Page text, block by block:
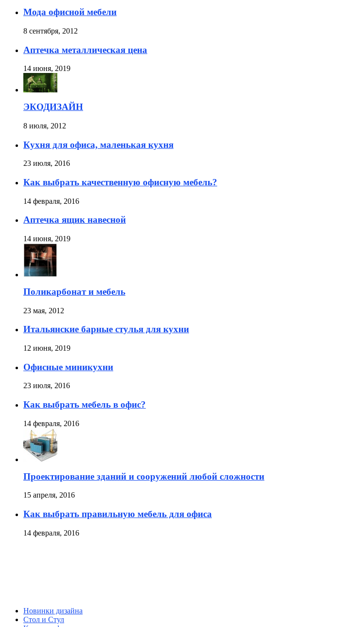
Мода офисной мебели
8 сентября, 2012
Аптечка металлическая цена
14 июня, 2019
ЭКОДИЗАЙН
8 июля, 2012
Кухня для офиса, маленькая кухня
23 июля, 2016
Как выбрать качественную офисную мебель?
14 февраля, 2016
Аптечка ящик навесной
14 июня, 2019
Поликарбонат и мебель
23 мая, 2012
Итальянские барные стулья для кухни
12 июня, 2019
Офисные миникухни
23 июля, 2016
Как выбрать мебель в офис?
14 февраля, 2016
Проектирование зданий и сооружений любой сложности
15 апреля, 2016
Как выбрать правильную мебель для офиса
14 февраля, 2016
Новинки дизайна
Стол и Стул